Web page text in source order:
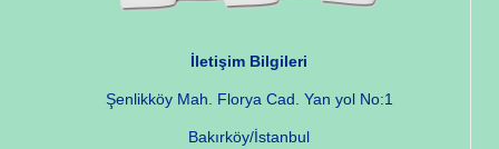
İletişim Bilgileri
Şenlikköy Mah. Florya Cad. Yan yol No:1
Bakırköy/İstanbul